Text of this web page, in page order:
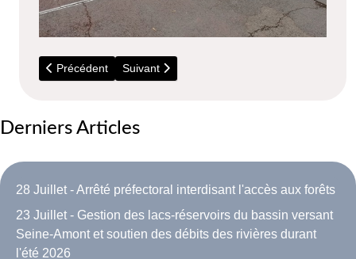
Article précédent : Les dernières Informations
Précédent Article suivant : Sonneries des cloches de
Suivant
Derniers Articles
28 Juillet - Arrêté préfectoral interdisant l'accès aux forêts
23 Juillet - Gestion des lacs-réservoirs du bassin versant
Seine-Amont et soutien des débits des rivières durant
l'été 2026